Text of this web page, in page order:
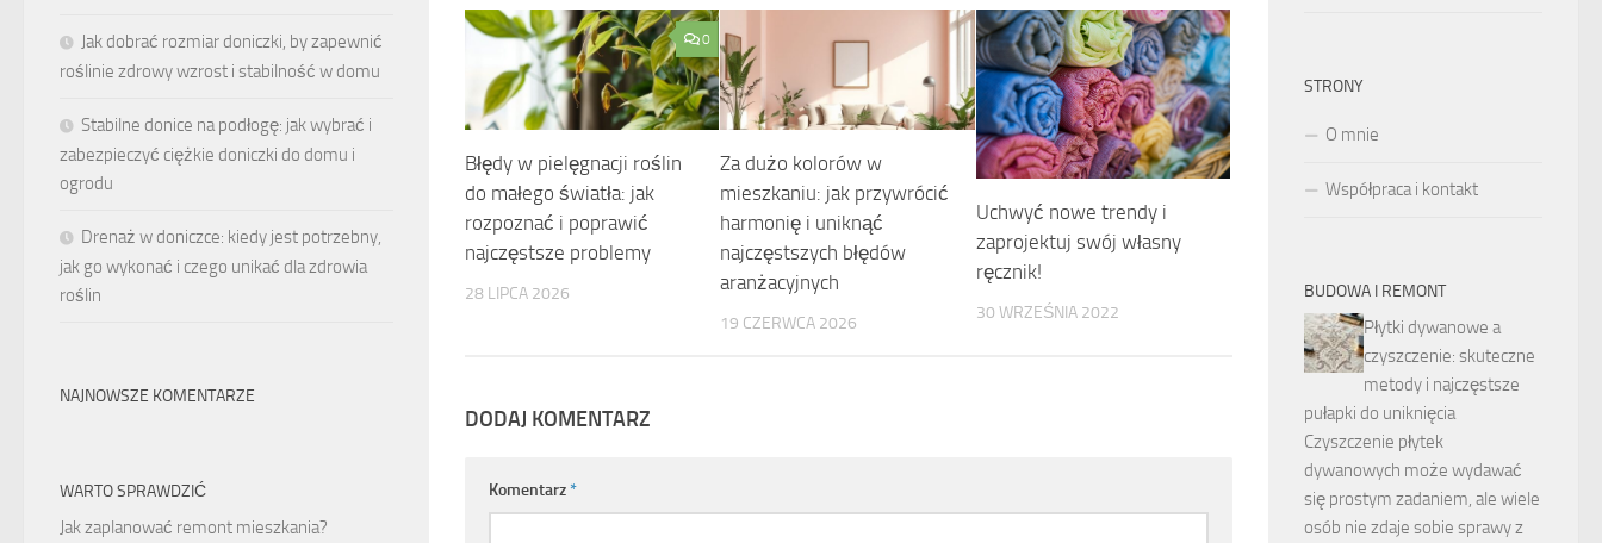
0
Błędy w pielęgnacji roślin
do małego światła: jak
rozpoznać i poprawić
najczęstsze problemy
28 LIPCA 2026
Za dużo kolorów w
mieszkaniu: jak przywrócić
harmonię i uniknąć
najczęstszych błędów
aranżacyjnych
19 CZERWCA 2026
Uchwyć nowe trendy i
zaprojektuj swój własny
ręcznik!
30 WRZEŚNIA 2022
DODAJ KOMENTARZ
Komentarz*
Jak dobrać rozmiar doniczki, by zapewnić
roślinie zdrowy wzrost i stabilność w domu
Stabilne donice na podłogę: jak wybrać i
zabezpieczyć ciężkie doniczki do domu i
ogrodu
Drenaż w doniczce: kiedy jest potrzebny,
jak go wykonać i czego unikać dla zdrowia
roślin
NAJNOWSZE KOMENTARZE
WARTO SPRAWDZIĆ
Jak zaplanować remont mieszkania?
STRONY
O mnie
Współpraca i kontakt
BUDOWA I REMONT
Płytki dywanowe a
czyszczenie: skuteczne
metody i najczęstsze
pułapki do uniknięcia
Czyszczenie płytek
dywanowych może wydawać
się prostym zadaniem, ale wiele
osób nie zdaje sobie sprawy z